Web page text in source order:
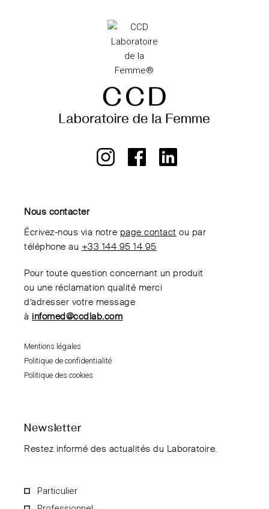
Nous contacter
Écrivez-nous via notre page contact ou par
téléphone au +33 144 95 14 95
Pour toute question concernant un produit
ou une réclamation qualité merci
d’adresser votre message
à infomed@ccdlab.com
Mentions légales
Politique de confidentialité
Politique des cookies
Newsletter
Restez informé des actualités du Laboratoire.
Particulier